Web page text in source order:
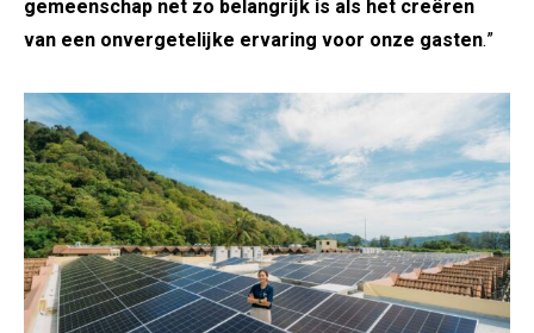
gemeenschap net zo belangrijk is als het creëren
van een onvergetelijke ervaring voor onze gasten.”